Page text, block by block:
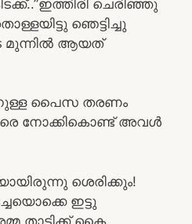
ചെരിഞ്ഞു
ഞെട്ടിച്ചു
മുന്നിൽ ആയത്
പൈസ തരണം
നോക്കികൊണ്ട് അവൾ
ശെരിക്കും!
ഇട്ടു
താടിക്ക് കൈ